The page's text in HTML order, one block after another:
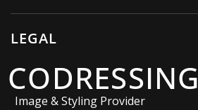
LEGAL
CODRESSING
Image & Styling Provider